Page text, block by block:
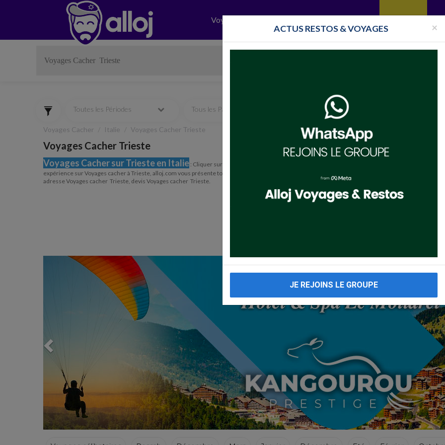
Voyages
Toutes les Périodes Tous les Pays Toutes les surveillances
Voyages Cacher Italie Voyages Cacher Trieste
Voyages Cacher Trieste
Voyages Cacher sur Trieste en Italie : Cliquer sur le logo, le site internet, ou cliquez sur en savoir plus situé sous chaque nom dans la
expérience sur Voyages cacher à Trieste, alloj.com vous présente toutes les informations sur
adresse Voyages cacher Trieste, devis Voyages cacher Trieste.
Previous
×
ACTUS RESTOS & VOYAGES
JE REJOINS LE GROUPE